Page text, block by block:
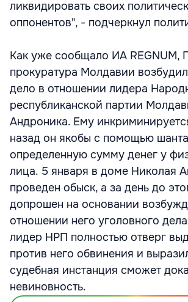
ликвидировать своих
оппонентов", - подчеркнул
Как уже сообщало ИА REGNUM,
прокуратура Молдавии
дело в отношении лидера
республиканской партии
Андроника. Ему
назад он якобы с помощью
определенную сумму денег у
лица. 5 января в доме Николая
проведен обыск, а за день до
допрошен на основании
отношении него уголовного
лидер НРП полностью отверг
против него обвинения и
судебная инстанция сможет
невиновность.